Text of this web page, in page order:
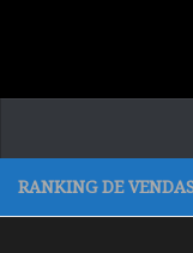
RANKING DE